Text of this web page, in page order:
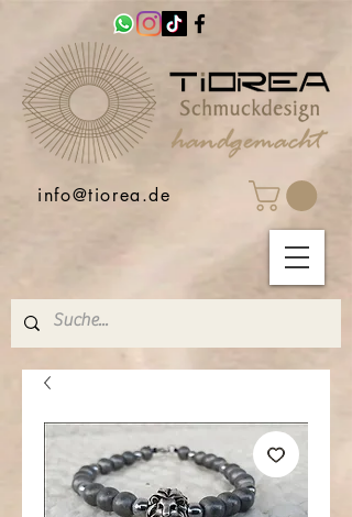
info@tiorea.de